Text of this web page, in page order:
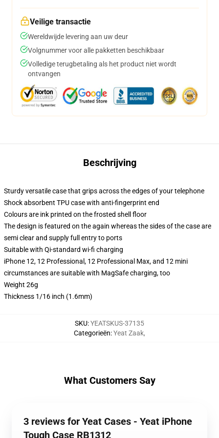
Veilige transactie
Wereldwijde levering aan uw deur
Volgnummer voor alle pakketten beschikbaar
Volledige terugbetaling als het product niet wordt
ontvangen
Beschrijving
Sturdy versatile case that grips across the edges of your telephone
Shock absorbent TPU case with anti-fingerprint end
Colours are ink printed on the frosted shell floor
The design is featured on the again whereas the sides of the case are
semi clear and supply full entry to ports
Suitable with Qi-standard wi-fi charging
iPhone 12, 12 Professional, 12 Professional Max, and 12 mini
circumstances are suitable with MagSafe charging, too
Weight 26g
Thickness 1/16 inch (1.6mm)
SKU:YEATSKUS-37135
Categorieën:Yeat Zaak,
What Customers Say
3 reviews for Yeat Cases - Yeat iPhone
Tough Case RB1312